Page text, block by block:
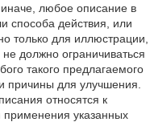
иначе, любое описание в
способа действия, или
только для иллюстрации,
должно ограничиваться
такого предлагаемого
причины для улучшения.
относятся к
указанных